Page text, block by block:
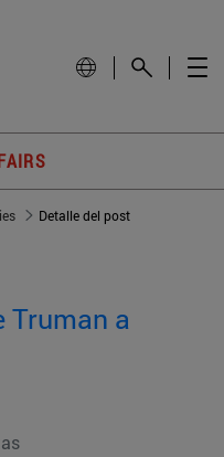
Detalle del post
Truman a